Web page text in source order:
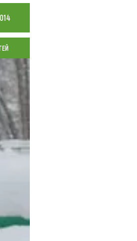
усадьбы
придорожные отели
впечатлений
путешественника